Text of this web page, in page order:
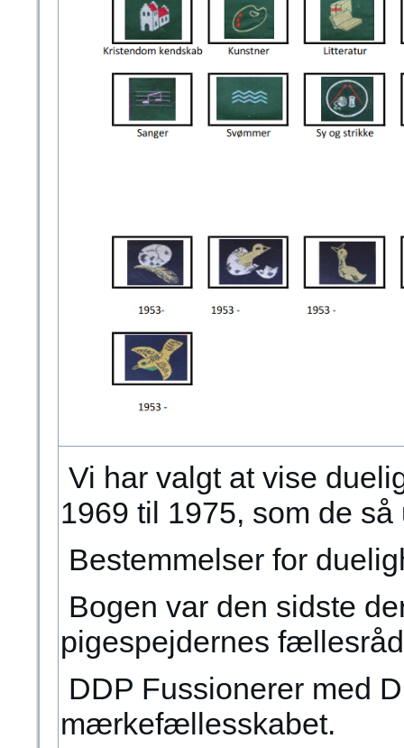
Vi har valgt at vise
1969 til 1975, som de så
Bestemmelser for
Bogen var den sidste
pigespejdernes
DDP Fussionerer med
mærkefællesskabet.